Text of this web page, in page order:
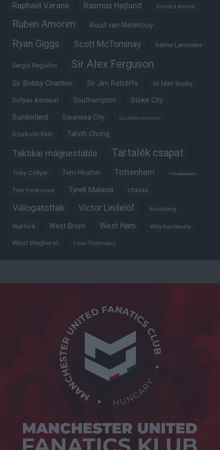
Raphaël Varane Rasmus Højlund Richard Arnold
Ruben Amorim Ruud van Nistelrooy
Ryan Giggs Scott McTominay Senne Lammens
Sergio Reguilon Sir Alex Ferguson
Sir Bobby Charlton Sir Jim Ratcliffe Sir Matt Busby
Sofyan Amrabat Southampton Stoke City
Sunderland Swansea City Szurkoló szemmel
Szurkolói klub Tahith Chong
Taktikai mágnestábla Tartalék csapat
Toby Collyer Tom Heaton Tottenham Trófeabibliográfia
Tyler Fredericson Tyrell Malacia Utazás
Válogatottak Victor Lindelöf Visszhang
Watford West Brom West Ham Willy Kambwala
Wout Weghorst Youri Tielemans